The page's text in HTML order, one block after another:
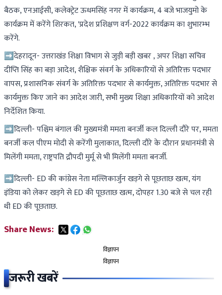
बैठक, एनआईसी, कलेक्ट्रेट ऊधमसिंह नगर में कार्यक्रम, 4 बजे भाजयुमो के
कार्यक्रम में करेंगे शिरकत, 'प्रदेश प्रशिक्षण वर्ग-2022 कार्यक्रम का शुभारम्भ
करेंगे.
➡देहरादून- उत्तराखंड शिक्षा विभाग से जुड़ी बड़ी खबर , अपर शिक्षा सचिव
दीप्ति सिंह का बड़ा आदेश, शैक्षिक संवर्ग के अधिकारियों से अतिरिक्त पदभार
वापस, प्रशासनिक संवर्ग के अतिरिक्त पदभार से कार्यमुक्त, अतिरिक्त पदभार से
कार्यमुक्त किए जाने का आदेश जारी, सभी मुख्य शिक्षा अधिकारियों को आदेश
निर्देशित किया.
➡दिल्ली- पश्चिम बंगाल की मुख्यमंत्री ममता बनर्जी कल दिल्ली दौरे पर, ममता
बनर्जी कल पीएम मोदी से करेंगी मुलाकात, दिल्ली दौरे के दौरान प्रधानमंत्री से
मिलेंगी ममता, राष्ट्रपति द्रौपदी मुर्मू से भी मिलेंगी ममता बनर्जी.
➡दिल्ली- ED की कांग्रेस नेता मल्लिकार्जुन खड़गे से पूछताछ खत्म, यंग
इंडिया को लेकर खड़गे से ED की पूछताछ खत्म, दोपहर 1.30 बजे से चल रही
थी ED की पूछताछ.
Share News:
विज्ञापन
विज्ञापन
जरूरी खबरें